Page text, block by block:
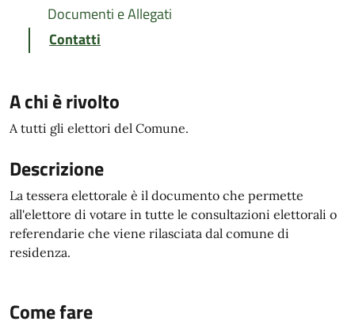
Documenti e Allegati
Contatti
A chi è rivolto
A tutti gli elettori del Comune.
Descrizione
La tessera elettorale è il documento che permette
all'elettore di votare in tutte le consultazioni elettorali o
referendarie che viene rilasciata dal comune di
residenza.
Come fare